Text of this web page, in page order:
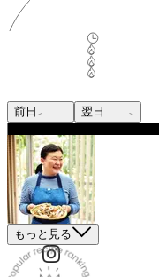
前日 翌日
もっと見る